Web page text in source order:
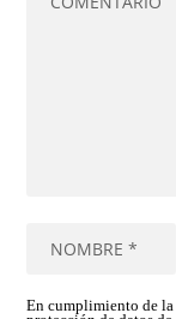
En cumplimiento de